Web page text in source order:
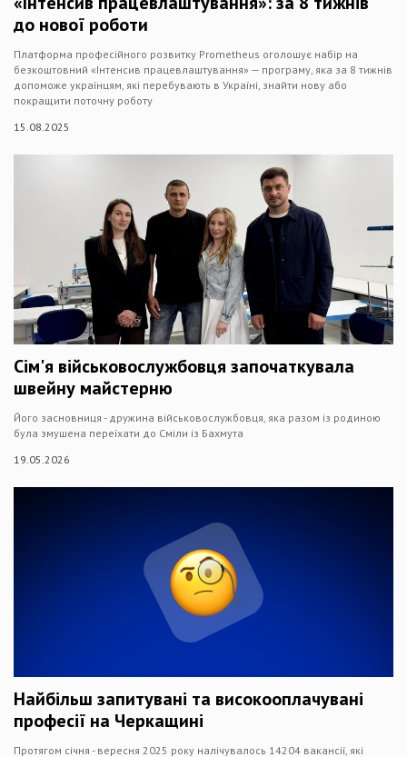
до нової роботи
Платформа професійного розвитку Prometheus оголошує набір на
безкоштовний «Інтенсив працевлаштування» — програму, яка за 8 тижнів
допоможе українцям, які перебувають в Україні, знайти нову або
покращити поточну роботу
15.08.2025
Сім'я військовослужбовця започаткувала
швейну майстерню
Його засновниця - дружина військовослужбовця, яка разом із родиною
була змушена переїхати до Сміли із Бахмута
19.05.2026
Найбільш запитувані та високооплачувані
професії на Черкащині
Протягом січня - вересня 2025 року налічувалось 14204 вакансії, які